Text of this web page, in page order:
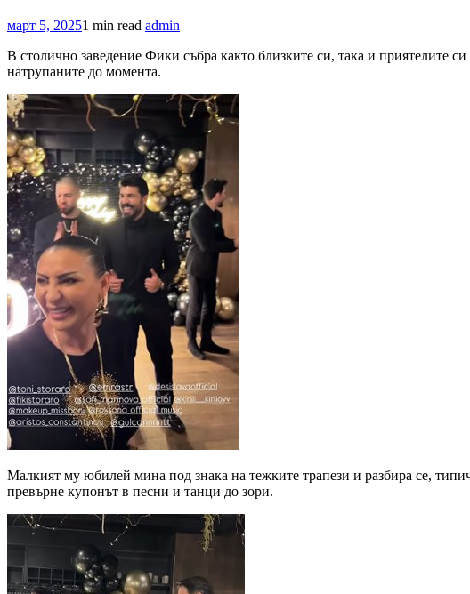
март 5, 20251 min read admin
В столично заведение Фики събра както близките си, така и
натрупаните до момента.
Малкият му юбилей мина под знака на тежките трапези и разбира се,
превърне купонът в песни и танци до зори.